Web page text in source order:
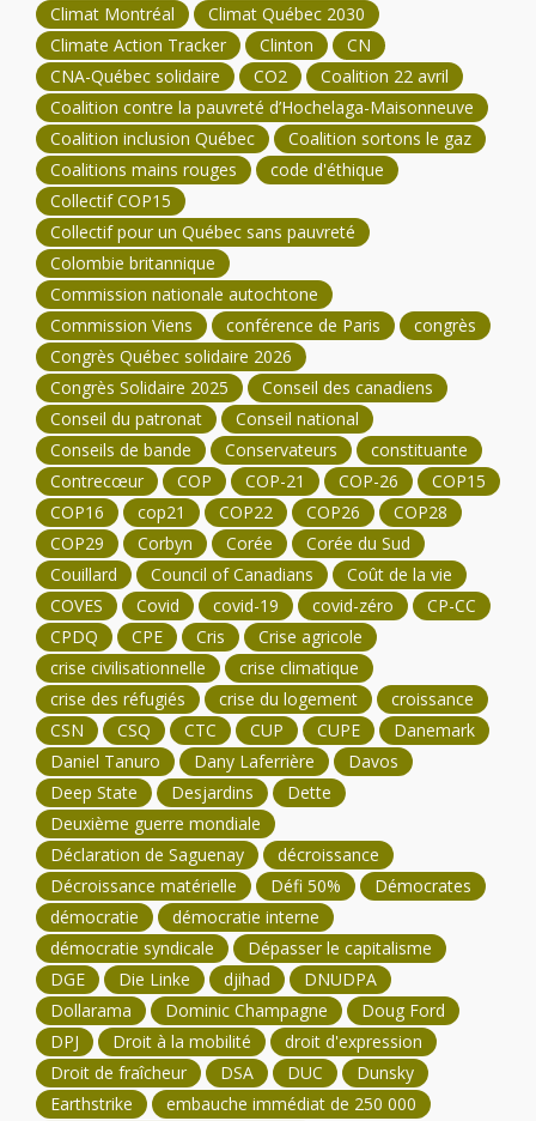
Climat Montréal
Climat Québec 2030
Climate Action Tracker
Clinton
CN
CNA-Québec solidaire
CO2
Coalition 22 avril
Coalition contre la pauvreté d’Hochelaga-Maisonneuve
Coalition inclusion Québec
Coalition sortons le gaz
Coalitions mains rouges
code d'éthique
Collectif COP15
Collectif pour un Québec sans pauvreté
Colombie britannique
Commission nationale autochtone
Commission Viens
conférence de Paris
congrès
Congrès Québec solidaire 2026
Congrès Solidaire 2025
Conseil des canadiens
Conseil du patronat
Conseil national
Conseils de bande
Conservateurs
constituante
Contrecœur
COP COP-21 COP-26
COP15
COP16
cop21 COP22 COP26
COP28
COP29
Corbyn Corée
Corée du Sud
Couillard
Council of Canadians
Coût de la vie
COVES
Covid covid-19 covid-zéro
CP-CC
CPDQ
CPE Cris
Crise agricole
crise civilisationnelle
crise climatique
crise des réfugiés
crise du logement
croissance
CSN
CSQ CTC CUP CUPE
Danemark
Daniel Tanuro
Dany Laferrière
Davos
Deep State
Desjardins
Dette
Deuxième guerre mondiale
Déclaration de Saguenay
décroissance
Décroissance matérielle
Défi 50%
Démocrates
démocratie
démocratie interne
démocratie syndicale
Dépasser le capitalisme
DGE
Die Linke djihad
DNUDPA
Dollarama
Dominic Champagne
Doug Ford
DPJ
Droit à la mobilité
droit d'expression
Droit de fraîcheur
DSA DUC
Dunsky
Earthstrike
embauche immédiat de 250 000